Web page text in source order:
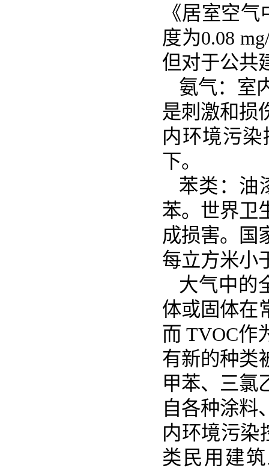
《居室空
度为0.08
但对于公共
氨气：室
是刺激和损
内环境污
下。
苯类：油
苯。世界卫
成损害。国
每立方米小
大气中的
体或固体在
而 TVOC作
有新的种类
甲苯、三氯
自各种涂料
内环境污染
类民用建